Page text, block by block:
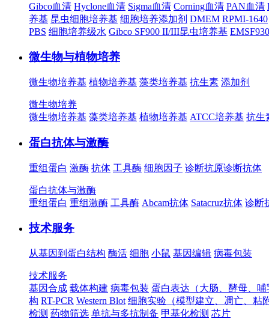
Gibco血清 Hyclone血清 Sigma血清 Corning血清 PAN血清
养基 昆虫细胞培养基 细胞培养添加剂 DMEM RPMI-1640
PBS 细胞培养级水 Gibco SF900 II/III昆虫培养基
微生物与植物培养
微生物培养基 植物培养基 藻类培养基 抗生素 添加剂
微生物培养
微生物培养基 藻类培养基 植物培养基 ATCC培养基 抗生
蛋白抗体与激酶
重组蛋白 激酶 抗体 工具酶 细胞因子 诊断抗原诊断抗体
蛋白抗体与激酶
重组蛋白 重组激酶 工具酶 Abcam抗体 Satacruz抗体 诊断
技术服务
从基因到蛋白结构 酶活 细胞 小鼠 基因编辑 病毒包装
技术服务
基因合成 载体构建 病毒包装 蛋白表达（大肠、酵母、
构 RT-PCR Western Blot 细胞实验（模型建立、凋亡、粘
检测 药物筛选 单抗与多抗制备 甲基化检测 芯片